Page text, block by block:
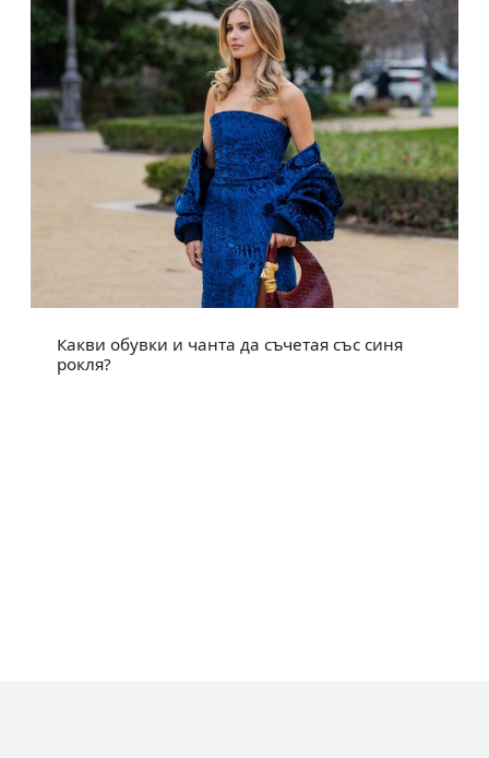
Какви обувки и чанта да съчетая със синя
рокля?